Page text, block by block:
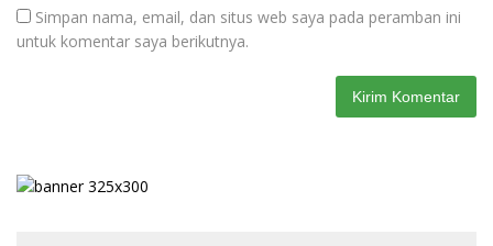
Simpan nama, email, dan situs web saya pada peramban ini
untuk komentar saya berikutnya.